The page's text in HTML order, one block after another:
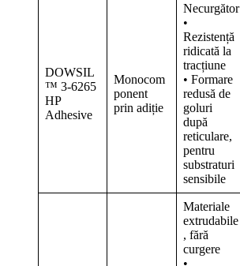
DOWSIL
™ 3-6265
HP
Adhesive
Monocom
ponent
prin adiție
Necurgător
•
Rezistență
ridicată la
tracțiune
• Formare
redusă de
goluri
după
reticulare,
pentru
substraturi
sensibile
Materiale
extrudabile
, fără
curgere
•